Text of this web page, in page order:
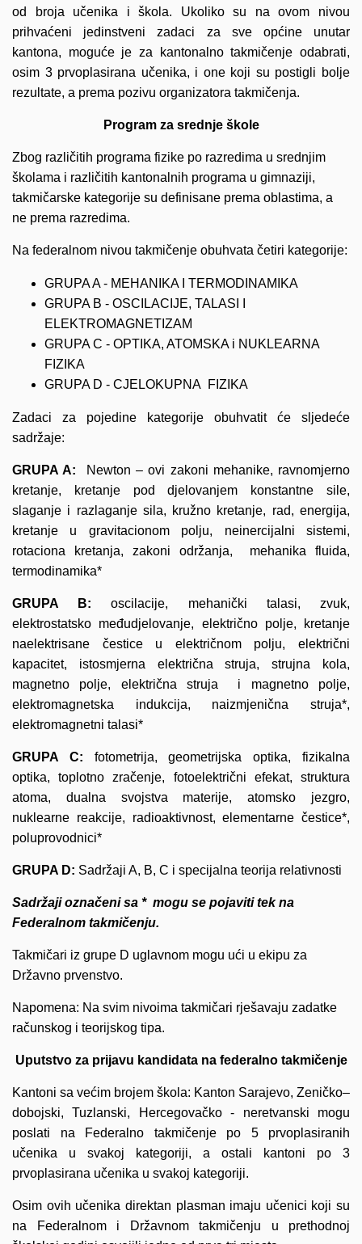
od broja učenika i škola. Ukoliko su na ovom nivou
prihvaćeni jedinstveni zadaci za sve općine unutar
kantona, moguće je za kantonalno takmičenje odabrati,
osim 3 prvoplasirana učenika, i one koji su postigli bolje
rezultate, a prema pozivu organizatora takmičenja.
Program za srednje škole
Zbog različitih programa fizike po razredima u srednjim
školama i različitih kantonalnih programa u gimnaziji,
takmičarske kategorije su definisane prema oblastima, a
ne prema razredima.
Na federalnom nivou takmičenje obuhvata četiri kategorije:
GRUPA A - MEHANIKA I TERMODINAMIKA
GRUPA B - OSCILACIJE, TALASI I
ELEKTROMAGNETIZAM
GRUPA C - OPTIKA, ATOMSKA i NUKLEARNA
FIZIKA
GRUPA D - CJELOKUPNA FIZIKA
Zadaci za pojedine kategorije obuhvatit će sljedeće
sadržaje:
GRUPA A:
Newton – ovi zakoni mehanike, ravnomjerno
kretanje, kretanje pod djelovanjem konstantne sile,
slaganje i razlaganje sila, kružno kretanje, rad, energija,
kretanje u gravitacionom polju, neinercijalni sistemi,
rotaciona kretanja, zakoni održanja, mehanika fluida,
termodinamika*
GRUPA B: oscilacije, mehanički talasi, zvuk,
elektrostatsko međudjelovanje, električno polje, kretanje
naelektrisane čestice u električnom polju, električni
kapacitet, istosmjerna električna struja, strujna kola,
magnetno polje, električna struja i magnetno polje,
elektromagnetska indukcija, naizmjenična struja*,
elektromagnetni talasi*
GRUPA C: fotometrija, geometrijska optika, fizikalna
optika, toplotno zračenje, fotoelektrični efekat, struktura
atoma, dualna svojstva materije, atomsko jezgro,
nuklearne reakcije, radioaktivnost, elementarne čestice*,
poluprovodnici*
GRUPA D: Sadržaji A, B, C i specijalna teorija relativnosti
Sadržaji označeni sa * mogu se pojaviti tek na
Federalnom takmičenju.
Takmičari iz grupe D uglavnom mogu ući u ekipu za
Državno prvenstvo.
Napomena: Na svim nivoima takmičari rješavaju zadatke
računskog i teorijskog tipa.
Uputstvo za prijavu kandidata na federalno takmičenje
Kantoni sa većim brojem škola: Kanton Sarajevo, Zeničko–
dobojski, Tuzlanski, Hercegovačko - neretvanski mogu
poslati na Federalno takmičenje po 5 prvoplasiranih
učenika u svakoj kategoriji, a ostali kantoni po 3
prvoplasirana učenika u svakoj kategoriji.
Osim ovih učenika direktan plasman imaju učenici koji su
na Federalnom i Državnom takmičenju u prethodnoj